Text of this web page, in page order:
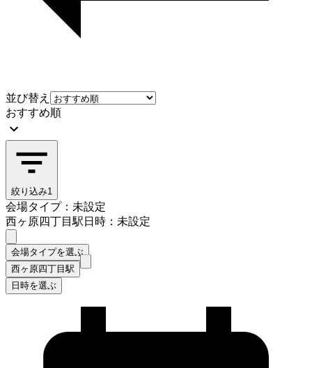
並び替え
おすすめ順
絞り込み1
会場タイプ：未設定
西ヶ原四丁目駅日時：未設定
会場タイプを選ぶ
西ヶ原四丁目駅
日時を選ぶ